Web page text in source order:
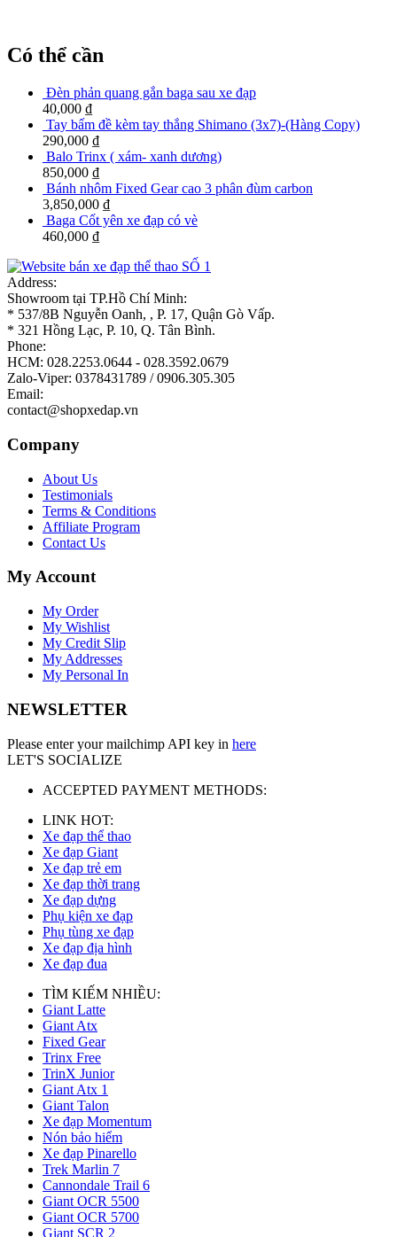
Có thể cần
Đèn phản quang gắn baga sau xe đạp
40,000 ₫
Tay bấm đề kèm tay thắng Shimano (3x7)-(Hàng Copy)
290,000 ₫
Balo Trinx ( xám- xanh dương)
850,000 ₫
Bánh nhôm Fixed Gear cao 3 phân đùm carbon
3,850,000 ₫
Baga Cốt yên xe đạp có vè
460,000 ₫
Address:
Showroom tại TP.Hồ Chí Minh:
* 537/8B Nguyễn Oanh, , P. 17, Quận Gò Vấp.
* 321 Hồng Lạc, P. 10, Q. Tân Bình.
Phone:
HCM: 028.2253.0644 - 028.3592.0679
Zalo-Viper: 0378431789 / 0906.305.305
Email:
contact@shopxedap.vn
Company
About Us
Testimonials
Terms & Conditions
Affiliate Program
Contact Us
My Account
My Order
My Wishlist
My Credit Slip
My Addresses
My Personal In
NEWSLETTER
Please enter your mailchimp API key in here
LET'S SOCIALIZE
ACCEPTED PAYMENT METHODS:
LINK HOT:
Xe đạp thể thao
Xe đạp Giant
Xe đạp trẻ em
Xe đạp thời trang
Xe đạp dựng
Phụ kiện xe đạp
Phụ tùng xe đạp
Xe đạp địa hình
Xe đạp đua
TÌM KIẾM NHIỀU:
Giant Latte
Giant Atx
Fixed Gear
Trinx Free
TrinX Junior
Giant Atx 1
Giant Talon
Xe đạp Momentum
Nón bảo hiểm
Xe đạp Pinarello
Trek Marlin 7
Cannondale Trail 6
Giant OCR 5500
Giant OCR 5700
Giant SCR 2